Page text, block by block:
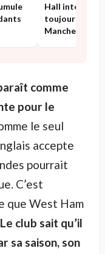
Hall
toujours
Manchester
comme
pour le
le seul
accepte
pourrait
C’est
que West Ham
Le club sait qu’il
sa saison, son